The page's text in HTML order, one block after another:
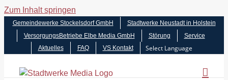
Zum Inhalt springen
Gemeindewerke Stockelsdorf GmbH
Stadtwerke Neustadt in Holstein
VersorgungsBetriebe Elbe Media GmbH
Störung
Service
Aktuelles
FAQ VS Kontakt